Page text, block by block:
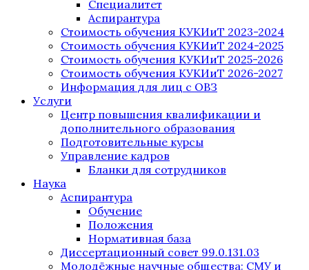
Специалитет
Аспирантура
Стоимость обучения КУКИиТ 2023-2024
Стоимость обучения КУКИиТ 2024-2025
Стоимость обучения КУКИиТ 2025-2026
Стоимость обучения КУКИиТ 2026-2027
Информация для лиц с ОВЗ
Услуги
Центр повышения квалификации и
дополнительного образования
Подготовительные курсы
Управление кадров
Бланки для сотрудников
Наука
Аспирантура
Обучение
Положения
Нормативная база
Диссертационный совет 99.0.131.03
Молодёжные научные общества: СМУ и